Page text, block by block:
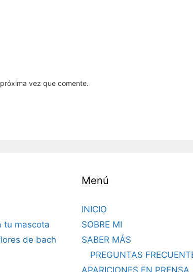
vez que comente.
tu mascota
de bach
Menú
INICIO
SOBRE MI
SABER MÁS
PREGUNTAS